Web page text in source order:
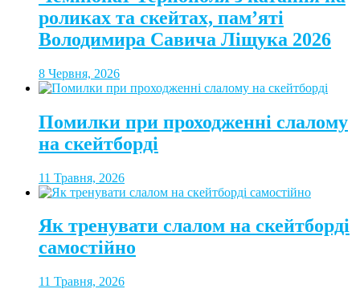
роликах та скейтах, пам’яті
Володимира Савича Ліщука 2026
8 Червня, 2026
Помилки при проходженні слалому
на скейтборді
11 Травня, 2026
Як тренувати слалом на скейтборді
самостійно
11 Травня, 2026